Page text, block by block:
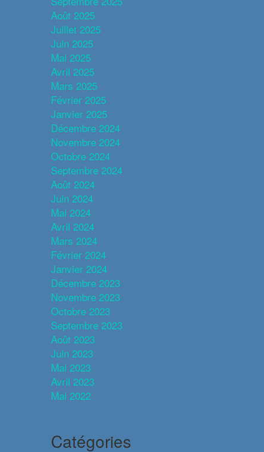
Août 2025
Juillet 2025
Juin 2025
Mai 2025
Avril 2025
Mars 2025
Février 2025
Janvier 2025
Décembre 2024
Novembre 2024
Octobre 2024
Septembre 2024
Août 2024
Juin 2024
Mai 2024
Avril 2024
Mars 2024
Février 2024
Janvier 2024
Décembre 2023
Novembre 2023
Octobre 2023
Septembre 2023
Août 2023
Juin 2023
Mai 2023
Avril 2023
Mai 2022
Catégories